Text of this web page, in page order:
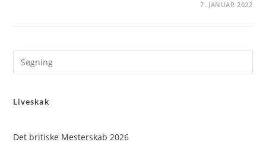
7. JANUAR 2022
Liveskak
Det britiske Mesterskab 2026